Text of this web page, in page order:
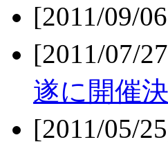
[2011/09/
[2011/07/
遂に開催
[2011/05/